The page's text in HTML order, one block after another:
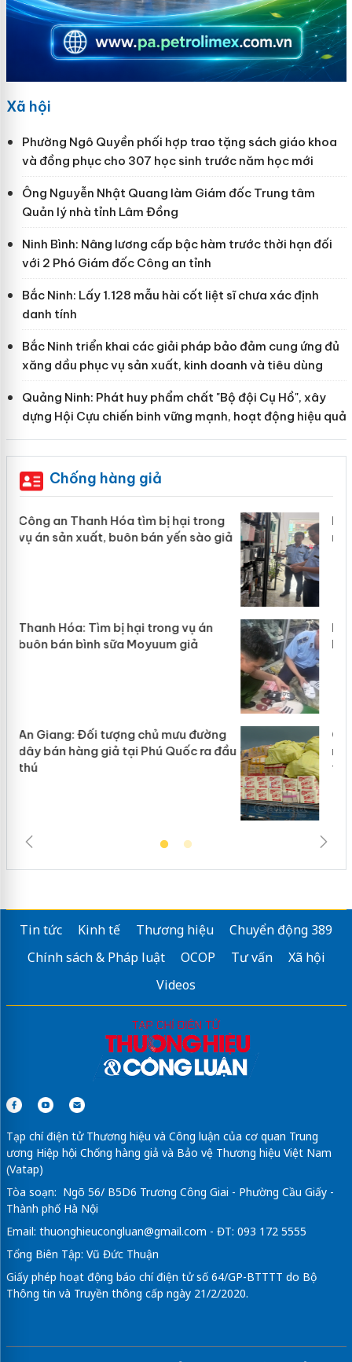
Xã hội
Phường Ngô Quyền phối hợp trao tặng sách giáo khoa
và đồng phục cho 307 học sinh trước năm học mới
Ông Nguyễn Nhật Quang làm Giám đốc Trung tâm
Quản lý nhà tỉnh Lâm Đồng
Ninh Bình: Nâng lương cấp bậc hàm trước thời hạn đối
với 2 Phó Giám đốc Công an tỉnh
Bắc Ninh: Lấy 1.128 mẫu hài cốt liệt sĩ chưa xác định
danh tính
Bắc Ninh triển khai các giải pháp bảo đảm cung ứng đủ
xăng dầu phục vụ sản xuất, kinh doanh và tiêu dùng
Quảng Ninh: Phát huy phẩm chất "Bộ đội Cụ Hồ", xây
dựng Hội Cựu chiến binh vững mạnh, hoạt động hiệu quả
Chống hàng giả
Lào Cai xử lý 83 vụ vi phạm thương
mại trong tháng 7
Hưng Yên: Xử lý 6 hộ kinh doanh bán
hàng giả mạo nhãn hiệu Adidas, Nike
Cà Mau: Tiêu hủy công khai hàng
ngàn sản phẩm nhập lậu, bảo vệ môi
Tin tức Kinh tế Thương hiệu
Chuyển động 389
Chính sách & Pháp luật
OCOP Tư vấn
Xã hội
Videos
Tạp chí điện tử Thương hiệu và Công luận của cơ quan Trung
ương Hiệp hội Chống hàng giả và Bảo vệ Thương hiệu Việt Nam
(Vatap)
Tòa soạn: Ngõ 56/ B5D6 Trương Công Giai - Phường Cầu Giấy -
Thành phố Hà Nội
Email: thuonghieucongluan@gmail.com - ĐT: 093 172 5555
Tổng Biên Tập: Vũ Đức Thuận
Giấy phép hoạt động báo chí điện tử số 64/GP-BTTTT do Bộ
Thông tin và Truyền thông cấp ngày 21/2/2020.